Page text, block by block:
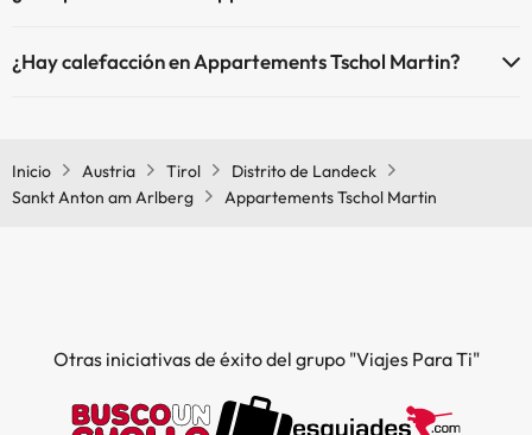
(algunas pueden ser de pago).
¿Hay calefacción en Appartements Tschol Martin?
Inicio
Austria Tirol
Distrito de Landeck
Sankt Anton am Arlberg
Appartements Tschol Martin
Otras iniciativas de éxito del grupo "Viajes Para Ti"